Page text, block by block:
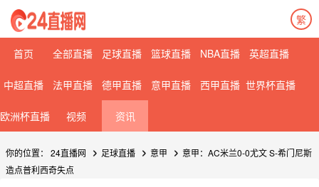
繁
首页 全部直播 足球直播 篮球直播 NBA直播 英超直播
中超直播 法甲直播 德甲直播 意甲直播 西甲直播 世界杯直播
欧洲杯直播 视频 资讯
你的位置： 24直播网 足球直播 意甲
意甲：AC米兰0-0尤文 S-希门尼斯
造点普利西奇失点